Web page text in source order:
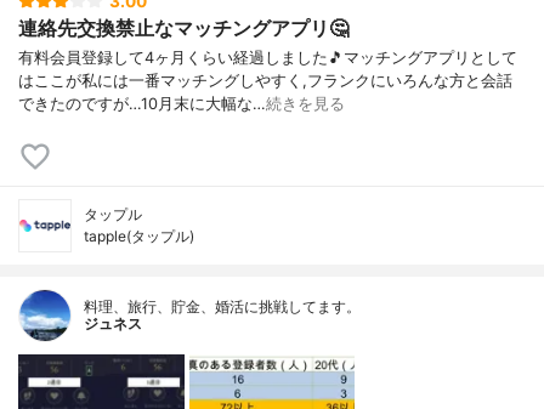
連絡先交換禁止なマッチングアプリ🤔
有料会員登録して4ヶ月くらい経過しました🎵マッチングアプリとして
はここが私には一番マッチングしやすく,フランクにいろんな方と会話
できたのですが…10月末に大幅な…続きを見る
タップル
tapple(タップル)
料理、旅行、貯金、婚活に挑戦してます。
ジュネス